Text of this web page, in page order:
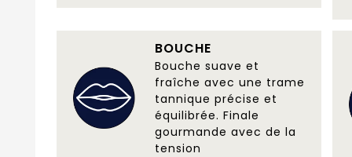
BOUCHE
Bouche suave et
fraîche avec une trame
tannique précise et
équilibrée. Finale
gourmande avec de la
tension